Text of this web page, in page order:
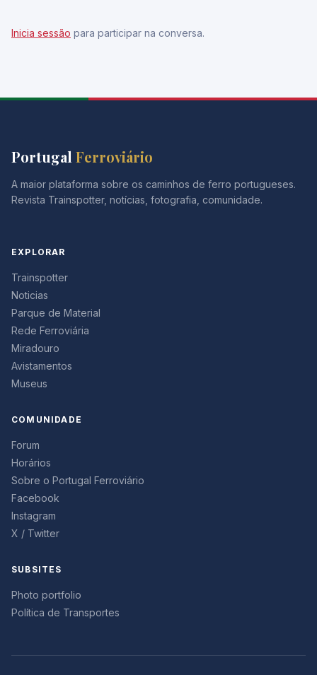
Inicia sessão para participar na conversa.
Portugal Ferroviário
A maior plataforma sobre os caminhos de ferro portugueses.
Revista Trainspotter, notícias, fotografia, comunidade.
EXPLORAR
Trainspotter
Noticias
Parque de Material
Rede Ferroviária
Miradouro
Avistamentos
Museus
COMUNIDADE
Forum
Horários
Sobre o Portugal Ferroviário
Facebook
Instagram
X / Twitter
SUBSITES
Photo portfolio
Política de Transportes